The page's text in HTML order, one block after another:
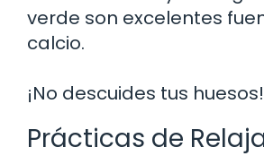
verde son excelentes
calcio.
¡No descuides tus huesos!
Prácticas de